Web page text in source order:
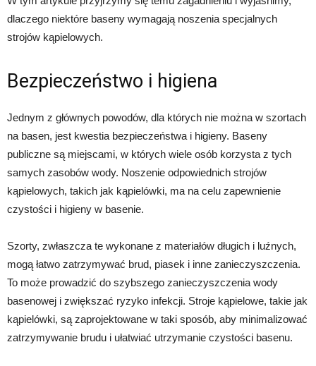
dlaczego niektóre baseny wymagają noszenia specjalnych
strojów kąpielowych.
Bezpieczeństwo i higiena
Jednym z głównych powodów, dla których nie można w szortach
na basen, jest kwestia bezpieczeństwa i higieny. Baseny
publiczne są miejscami, w których wiele osób korzysta z tych
samych zasobów wody. Noszenie odpowiednich strojów
kąpielowych, takich jak kąpielówki, ma na celu zapewnienie
czystości i higieny w basenie.
Szorty, zwłaszcza te wykonane z materiałów długich i luźnych,
mogą łatwo zatrzymywać brud, piasek i inne zanieczyszczenia.
To może prowadzić do szybszego zanieczyszczenia wody
basenowej i zwiększać ryzyko infekcji. Stroje kąpielowe, takie jak
kąpielówki, są zaprojektowane w taki sposób, aby minimalizować
zatrzymywanie brudu i ułatwiać utrzymanie czystości basenu.